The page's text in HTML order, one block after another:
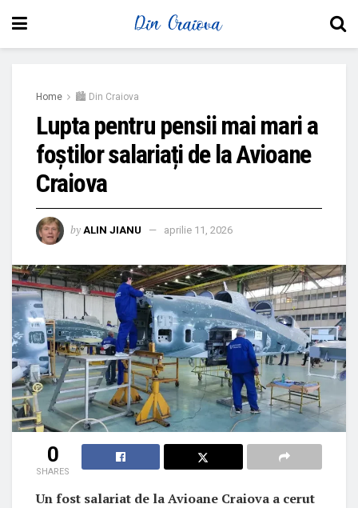
Home 🏙 Din Craiova
Lupta pentru pensii mai mari a
foștilor salariați de la Avioane
Craiova
by ALIN JIANU aprilie 11, 2026
0
SHARES
Un fost salariat de la Avioane Craiova a cerut